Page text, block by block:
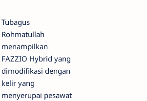
Tubagus
Rohmatullah
menampilkan
FAZZIO Hybrid yang
dimodifikasi dengan
kelir yang
menyerupai pesawat